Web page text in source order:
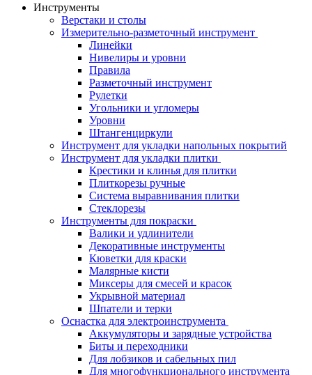
Инструменты
Верстаки и столы
Измерительно-разметочный инструмент
Линейки
Нивелиры и уровни
Правила
Разметочный инструмент
Рулетки
Угольники и угломеры
Уровни
Штангенциркули
Инструмент для укладки напольных покрытий
Инструмент для укладки плитки
Крестики и клинья для плитки
Плиткорезы ручные
Система выравнивания плитки
Стеклорезы
Инструменты для покраски
Валики и удлинители
Декоративные инструменты
Кюветки для краски
Малярные кисти
Миксеры для смесей и красок
Укрывной материал
Шпатели и терки
Оснастка для электроинструмента
Аккумуляторы и зарядные устройства
Биты и переходники
Для лобзиков и сабельных пил
Для многофункционального инструмента